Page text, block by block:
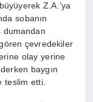
Z.A.’ya
sobanın
dumandan
çevredekiler
olay yerine
baygın
teslim etti.